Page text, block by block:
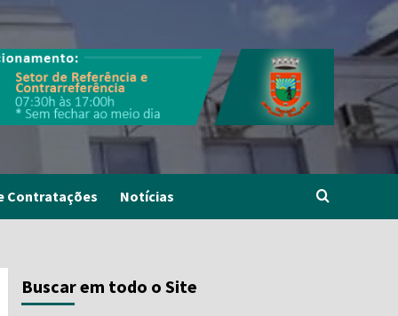
Contratações Notícias
Buscar em todo o Site